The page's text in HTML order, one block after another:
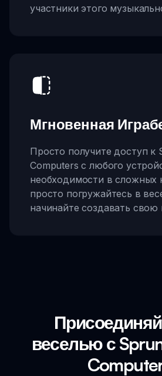
участники этого
Мгновенная
Просто получите доступ к
Computers с любого
необходимости в сложных
просто погружайтесь в
начинайте создавать свою
веселью с